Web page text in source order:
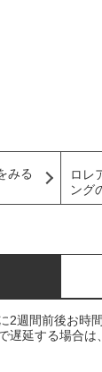
みる
ロレ
ング
2週間前後お時
遅延する場合